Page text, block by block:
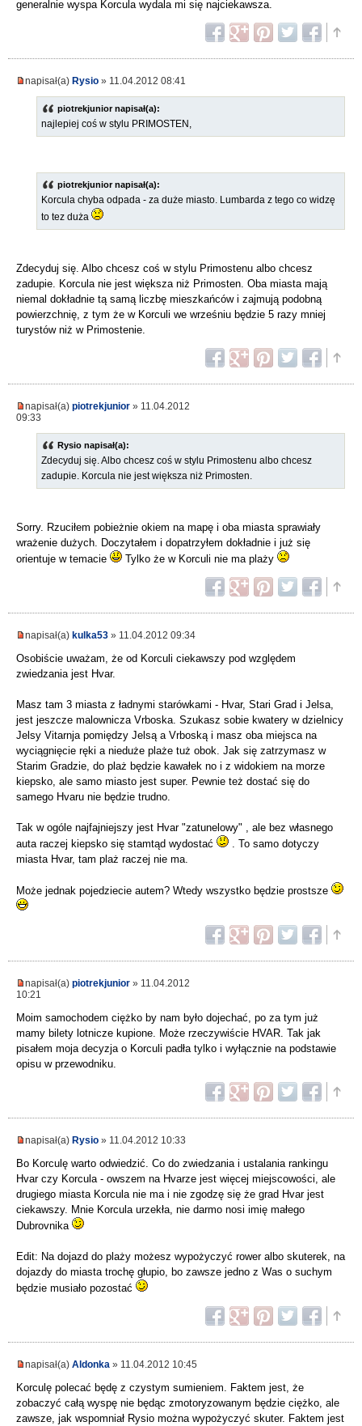
generalnie wyspa Korcula wydala mi się najciekawsza.
napisał(a) Rysio » 11.04.2012 08:41
piotrekjunior napisał(a):
najlepiej coś w stylu PRIMOSTEN,
piotrekjunior napisał(a):
Korcula chyba odpada - za duże miasto. Lumbarda z tego co widzę
to tez duża
Zdecyduj się. Albo chcesz coś w stylu Primostenu albo chcesz
zadupie. Korcula nie jest większa niż Primosten. Oba miasta mają
niemal dokładnie tą samą liczbę mieszkańców i zajmują podobną
powierzchnię, z tym że w Korculi we wrześniu będzie 5 razy mniej
turystów niż w Primostenie.
napisał(a) piotrekjunior » 11.04.2012
09:33
Rysio napisał(a):
Zdecyduj się. Albo chcesz coś w stylu Primostenu albo chcesz
zadupie. Korcula nie jest większa niż Primosten.
Sorry. Rzuciłem pobieżnie okiem na mapę i oba miasta sprawiały
wrażenie dużych. Doczytałem i dopatrzyłem dokładnie i już się
orientuje w temacie
Tylko że w Korculi nie ma plaży
napisał(a) kulka53 » 11.04.2012 09:34
Osobiście uważam, że od Korculi ciekawszy pod względem
zwiedzania jest Hvar.
Masz tam 3 miasta z ładnymi starówkami - Hvar, Stari Grad i Jelsa,
jest jeszcze malownicza Vrboska. Szukasz sobie kwatery w dzielnicy
Jelsy Vitarnja pomiędzy Jelsą a Vrboską i masz oba miejsca na
wyciągnięcie ręki a nieduże plaże tuż obok. Jak się zatrzymasz w
Starim Gradzie, do plaż będzie kawałek no i z widokiem na morze
kiepsko, ale samo miasto jest super. Pewnie też dostać się do
samego Hvaru nie będzie trudno.
Tak w ogóle najfajniejszy jest Hvar "zatunelowy" , ale bez własnego
auta raczej kiepsko się stamtąd wydostać
. To samo dotyczy
miasta Hvar, tam plaż raczej nie ma.
Może jednak pojedziecie autem? Wtedy wszystko będzie prostsze
napisał(a) piotrekjunior » 11.04.2012
10:21
Moim samochodem ciężko by nam było dojechać, po za tym już
mamy bilety lotnicze kupione. Może rzeczywiście HVAR. Tak jak
pisałem moja decyzja o Korculi padła tylko i wyłącznie na podstawie
opisu w przewodniku.
napisał(a) Rysio » 11.04.2012 10:33
Bo Korculę warto odwiedzić. Co do zwiedzania i ustalania rankingu
Hvar czy Korcula - owszem na Hvarze jest więcej miejscowości, ale
drugiego miasta Korcula nie ma i nie zgodzę się że grad Hvar jest
ciekawszy. Mnie Korcula urzekła, nie darmo nosi imię małego
Dubrovnika
Edit: Na dojazd do plaży możesz wypożyczyć rower albo skuterek, na
dojazdy do miasta trochę głupio, bo zawsze jedno z Was o suchym
będzie musiało pozostać
napisał(a) Aldonka » 11.04.2012 10:45
Korculę polecać będę z czystym sumieniem. Faktem jest, że
zobaczyć całą wyspę nie będąc zmotoryzowanym będzie ciężko, ale
zawsze, jak wspomniał Rysio można wypożyczyć skuter. Faktem jest